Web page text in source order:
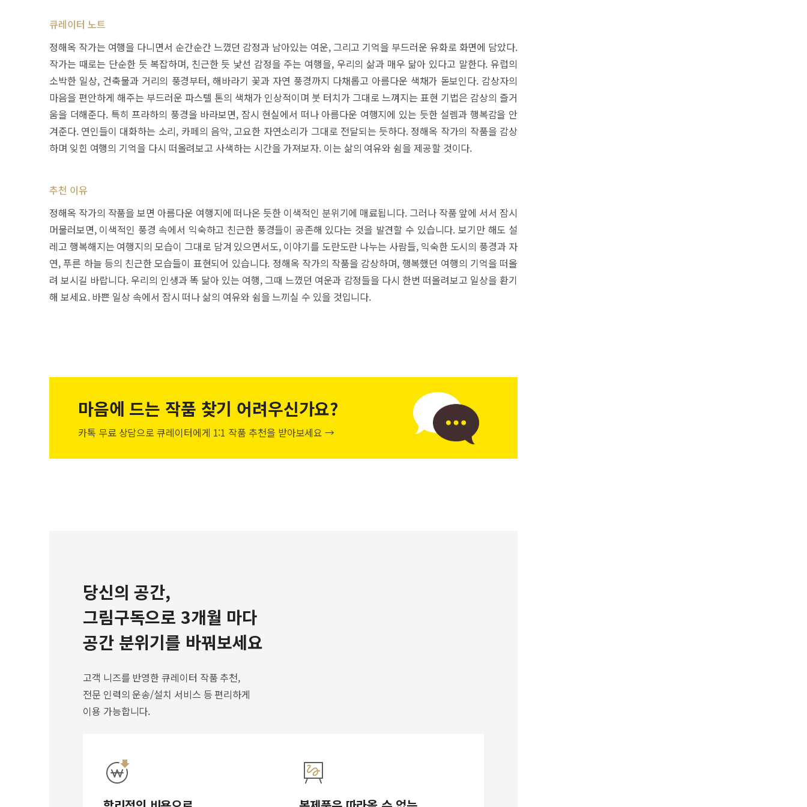
큐레이터 노트
정해옥 작가는 여행을 다니면서 순간순간 느꼈던 감정과 남아있는 여운, 그리고 기억을 부드러운 유화로 화면에 담았다.
작가는 때로는 단순한 듯 복잡하며, 친근한 듯 낯선 감정을 주는 여행을, 우리의 삶과 매우 닮아 있다고 말한다. 유럽의
소박한 일상, 건축물과 거리의 풍경부터, 해바라기 꽃과 자연 풍경까지 다채롭고 아름다운 색채가 돋보인다. 감상자의
마음을 편안하게 해주는 부드러운 파스텔 톤의 색채가 인상적이며 붓 터치가 그대로 느껴지는 표현 기법은 감상의 즐거
움을 더해준다. 특히 프라하의 풍경을 바라보면, 잠시 현실에서 떠나 아름다운 여행지에 있는 듯한 설렘과 행복감을 안
겨준다. 연인들이 대화하는 소리, 카페의 음악, 고요한 자연소리가 그대로 전달되는 듯하다. 정해옥 작가의 작품을 감상
하며 잊힌 여행의 기억을 다시 떠올려보고 사색하는 시간을 가져보자. 이는 삶의 여유와 쉼을 제공할 것이다.
추천 이유
정해옥 작가의 작품을 보면 아름다운 여행지에 떠나온 듯한 이색적인 분위기에 매료됩니다. 그러나 작품 앞에 서서 잠시
머물러보면, 이색적인 풍경 속에서 익숙하고 친근한 풍경들이 공존해 있다는 것을 발견할 수 있습니다. 보기만 해도 설
레고 행복해지는 여행지의 모습이 그대로 담겨 있으면서도, 이야기를 도란도란 나누는 사람들, 익숙한 도시의 풍경과 자
연, 푸른 하늘 등의 친근한 모습들이 표현되어 있습니다. 정해옥 작가의 작품을 감상하며, 행복했던 여행의 기억을 떠올
려 보시길 바랍니다. 우리의 인생과 똑 닮아 있는 여행, 그때 느꼈던 여운과 감정들을 다시 한번 떠올려보고 일상을 환기
해 보세요. 바쁜 일상 속에서 잠시 떠나 삶의 여유와 쉼을 느끼실 수 있을 것입니다.
마음에 드는 작품 찾기 어려우신가요?
카톡 무료 상담으로 큐레이터에게 1:1 작품 추천을 받아보세요 →
당신의 공간,
그림구독으로 3개월 마다
공간 분위기를 바꿔보세요
고객 니즈를 반영한 큐레이터 작품 추천,
전문 인력의 운송/설치 서비스 등 편리하게
이용 가능합니다.